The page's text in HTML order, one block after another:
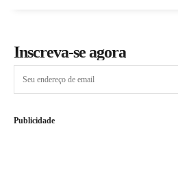
Inscreva-se agora
Publicidade